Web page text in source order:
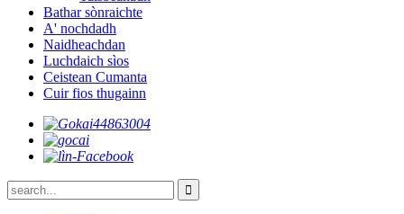
Bathar sònraichte
A' nochdadh
Naidheachdan
Luchdaich sìos
Ceistean Cumanta
Cuir fios thugainn